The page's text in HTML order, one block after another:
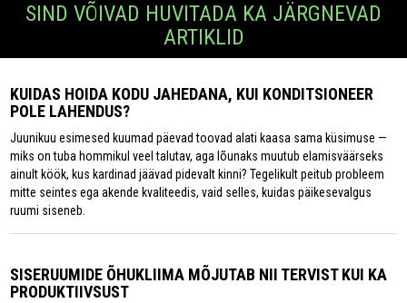
SIND VÕIVAD HUVITADA KA JÄRGNEVAD
ARTIKLID
KUIDAS HOIDA KODU JAHEDANA, KUI KONDITSIONEER
POLE LAHENDUS?
Juunikuu esimesed kuumad päevad toovad alati kaasa sama küsimuse —
miks on tuba hommikul veel talutav, aga lõunaks muutub elamisväärseks
ainult köök, kus kardinad jäävad pidevalt kinni? Tegelikult peitub probleem
mitte seintes ega akende kvaliteedis, vaid selles, kuidas päikesevalgus
ruumi siseneb.
SISERUUMIDE ÕHUKLIIMA MÕJUTAB NII TERVIST KUI KA
PRODUKTIIVSUST